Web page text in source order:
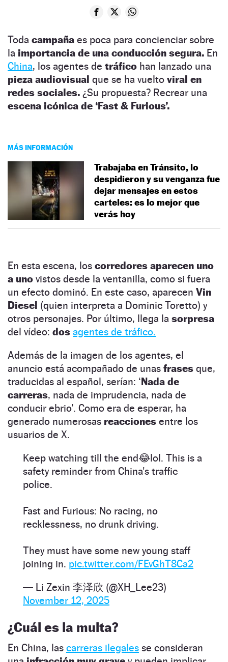
Toda campaña es poca para concienciar sobre
la importancia de una conducción segura. En
China, los agentes de tráfico han lanzado una
pieza audiovisual que se ha vuelto viral en
redes sociales. ¿Su propuesta? Recrear una
escena icónica de ‘Fast & Furious’.
MÁS INFORMACIÓN
Trabajaba en Tránsito, lo
despidieron y su venganza fue
dejar mensajes en estos
carteles: es lo mejor que
verás hoy
En esta escena, los corredores aparecen uno
a uno vistos desde la ventanilla, como si fuera
un efecto dominó. En este caso, aparecen Vin
Diesel (quien interpreta a Dominic Toretto) y
otros personajes. Por último, llega la sorpresa
del vídeo: dos agentes de tráfico.
Además de la imagen de los agentes, el
anuncio está acompañado de unas frases que,
traducidas al español, serían: ‘Nada de
carreras, nada de imprudencia, nada de
conducir ebrio’. Como era de esperar, ha
generado numerosas reacciones entre los
usuarios de X.
Keep watching till the end😂lol. This is a
safety reminder from China's traffic
police.
Fast and Furious: No racing, no
recklessness, no drunk driving.
They must have some new young staff
joining in. pic.twitter.com/FEvGhT8Ca2
— Li Zexin 李泽欣 (@XH_Lee23)
November 12, 2025
¿Cuál es la multa?
En China, las carreras ilegales se consideran